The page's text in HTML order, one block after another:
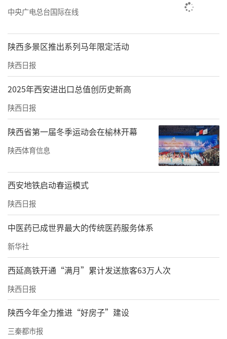
中央广电总台国际在线
陕西多景区推出系列马年限定活动
陕西日报
2025年西安进出口总值创历史新高
陕西日报
陕西省第一届冬季运动会在榆林开幕
陕西体育信息
西安地铁启动春运模式
陕西日报
中医药已成世界最大的传统医药服务体系
新华社
西延高铁开通“满月”累计发送旅客63万人次
陕西日报
陕西今年全力推进“好房子”建设
三秦都市报